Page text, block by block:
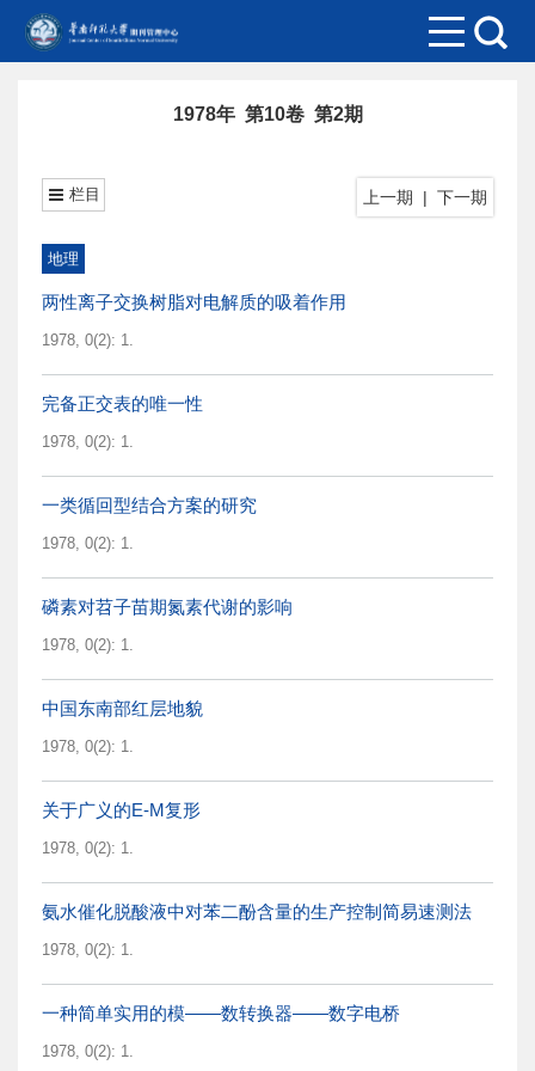
1978年 第10卷 第2期
上一期 | 下一期
栏目
地理
两性离子交换树脂对电解质的吸着作用
1978, 0(2): 1.
完备正交表的唯一性
1978, 0(2): 1.
一类循回型结合方案的研究
1978, 0(2): 1.
磷素对苕子苗期氮素代谢的影响
1978, 0(2): 1.
中国东南部红层地貌
1978, 0(2): 1.
关于广义的E-M复形
1978, 0(2): 1.
氨水催化脱酸液中对苯二酚含量的生产控制简易速测法
1978, 0(2): 1.
一种简单实用的模——数转换器——数字电桥
1978, 0(2): 1.